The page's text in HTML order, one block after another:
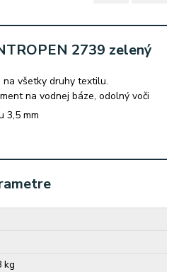
2739 zelený
na všetky druhy textilu.
na vodnej báze, odolný voči
3,5 mm
kg